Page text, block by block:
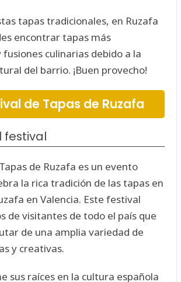
tapas tradicionales, en Ruzafa
encontrar tapas más
culinarias debido a la
del barrio. ¡Buen provecho!
de Tapas de Ruzafa
festival
de Ruzafa es un evento
la rica tradición de las tapas en
en Valencia. Este festival
de visitantes de todo el país que
de una amplia variedad de
y creativas.
sus raíces en la cultura española